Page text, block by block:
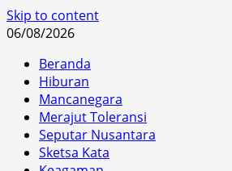
Skip to content
06/08/2026
Beranda
Hiburan
Mancanegara
Merajut Toleransi
Seputar Nusantara
Sketsa Kata